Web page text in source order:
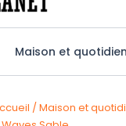
Maison et quotidien
/Maison et